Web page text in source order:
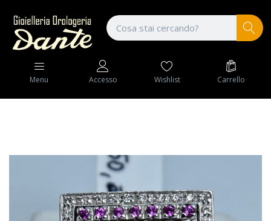
Menu Accesso Wishlist Carrello